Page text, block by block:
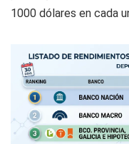
1000 dólares en cada